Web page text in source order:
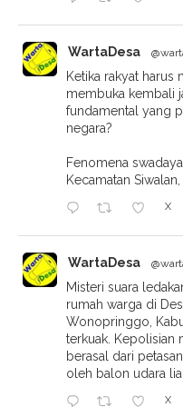
WartaDesa
Ketika rakyat
membuka kembali
fundamental yang
negara?
Fenomena
Kecamatan
X
WartaDesa
Misteri suara
rumah warga di
Wonopringgo,
terkuak. Kepolisian
berasal dari
oleh balon udara
X